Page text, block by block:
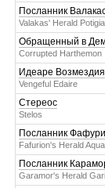
Посланник
Valakas' Herald Potigia
Обращенный в
Corrupted Harthemon
Идеаре Возмездия
Vengeful Edaire
Стереос
Stelos
Посланник
Fafurion's Herald
Посланник
Garamor's Herald